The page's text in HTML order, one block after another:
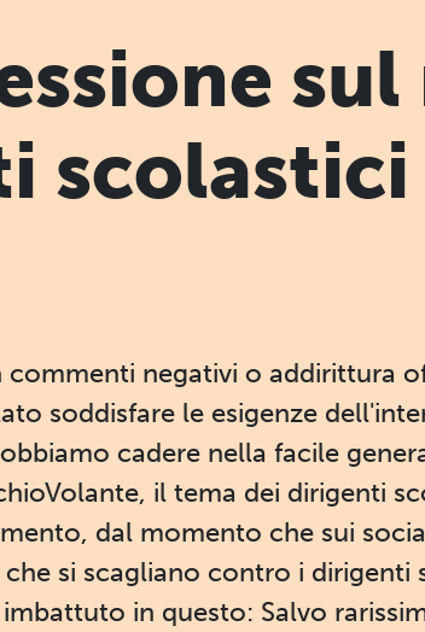
scolastici
negativi o addirittura
soddisfare le esigenze
cadere nella facile
il tema dei dirigenti
dal momento che sui
si scagliano contro i dirigenti
in questo: Salvo